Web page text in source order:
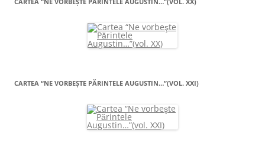
CARTEA “NE VORBEŞTE PĂRINTELE AUGUSTIN…”(VOL. XXI)